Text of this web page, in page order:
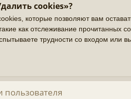
cookies»?
которые позволяют вам
как отслеживание прочитанных
трудности со входом или
пользователя